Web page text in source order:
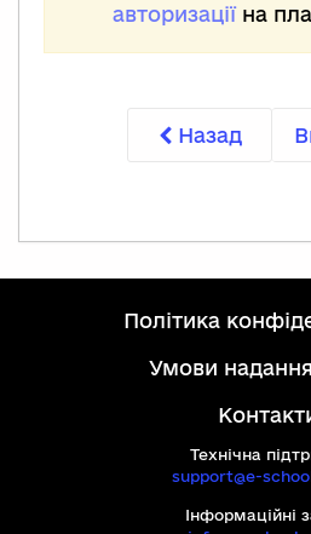
авторизаціїна
Назад
політика
умови
Технічна
support@e-
Інформаційні